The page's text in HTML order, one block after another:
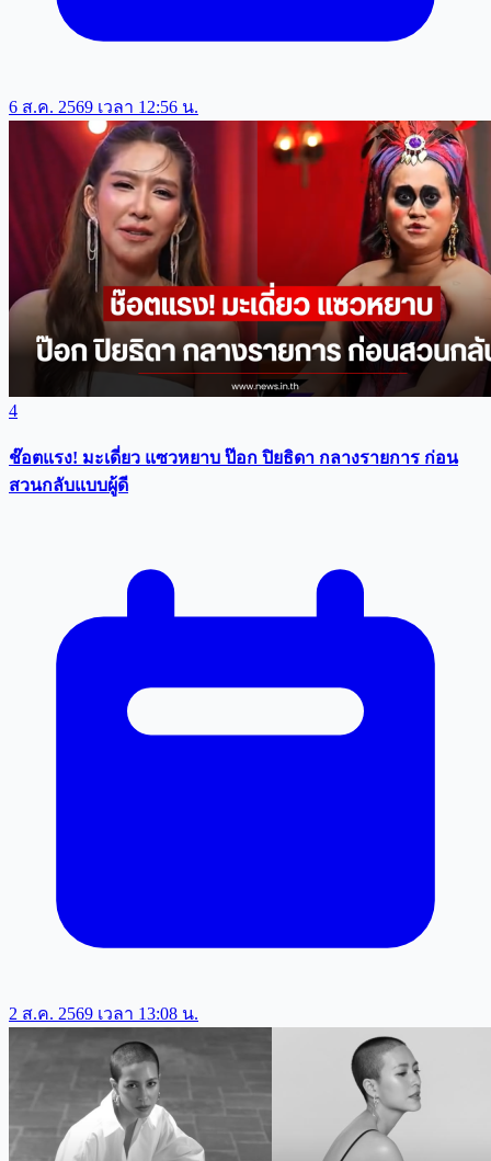
6 ส.ค. 2569 เวลา 12:56 น.
4
ช๊อตแรง! มะเดี่ยว แซวหยาบ ป๊อก ปิยธิดา กลางรายการ ก่อน
สวนกลับแบบผู้ดี
2 ส.ค. 2569 เวลา 13:08 น.